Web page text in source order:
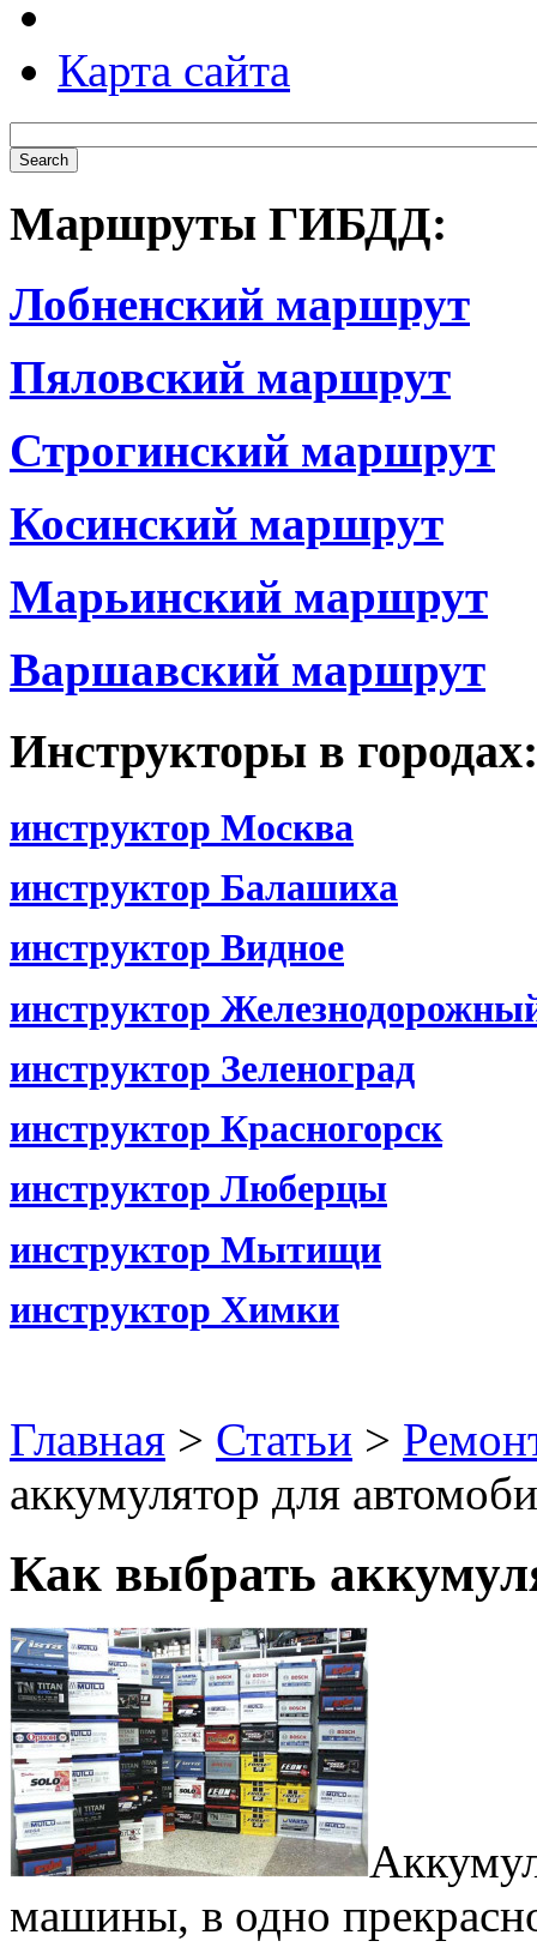
Карта сайта
Маршруты ГИБДД:
Лобненский маршрут
Пяловский маршрут
Строгинский маршрут
Косинский маршрут
Марьинский маршрут
Варшавский маршрут
Инструкторы в городах:
инструктор Москва
инструктор Балашиха
инструктор Видное
инструктор
инструктор Зеленоград
инструктор Красногорск
инструктор Люберцы
инструктор Мытищи
инструктор Химки
Главная > Статьи >
аккумулятор для
Как выбрать
машины, в одно